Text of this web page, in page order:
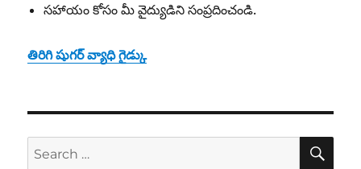
సహాయం కోసం మీ వైద్యుడిని సంప్రదించండి.
తిరిగి షుగర్ వ్యాధి గైడ్కు
Search